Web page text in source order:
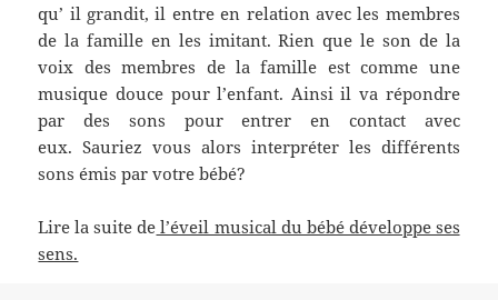
qu’ il grandit, il entre en relation avec les membres
de la famille en les imitant. Rien que le son de la
voix des membres de la famille est comme une
musique douce pour l’enfant. Ainsi il va répondre
par des sons pour entrer en contact avec
eux. Sauriez vous alors interpréter les différents
sons émis par votre bébé?
Lire la suite de l’éveil musical du bébé développe ses
sens.